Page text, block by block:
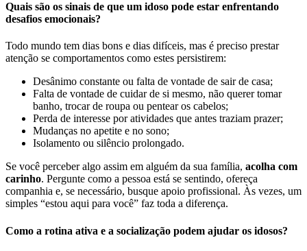
Quais são os sinais de que um idoso pode estar enfrentando
desafios emocionais?
Todo mundo tem dias bons e dias difíceis, mas é preciso prestar
atenção se comportamentos como estes persistirem:
Desânimo constante ou falta de vontade de sair de casa;
Falta de vontade de cuidar de si mesmo, não querer tomar
banho, trocar de roupa ou pentear os cabelos;
Perda de interesse por atividades que antes traziam prazer;
Mudanças no apetite e no sono;
Isolamento ou silêncio prolongado.
Se você perceber algo assim em alguém da sua família, acolha com
carinho. Pergunte como a pessoa está se sentindo, ofereça
companhia e, se necessário, busque apoio profissional. Às vezes, um
simples “estou aqui para você” faz toda a diferença.
Como a rotina ativa e a socialização podem ajudar os idosos?